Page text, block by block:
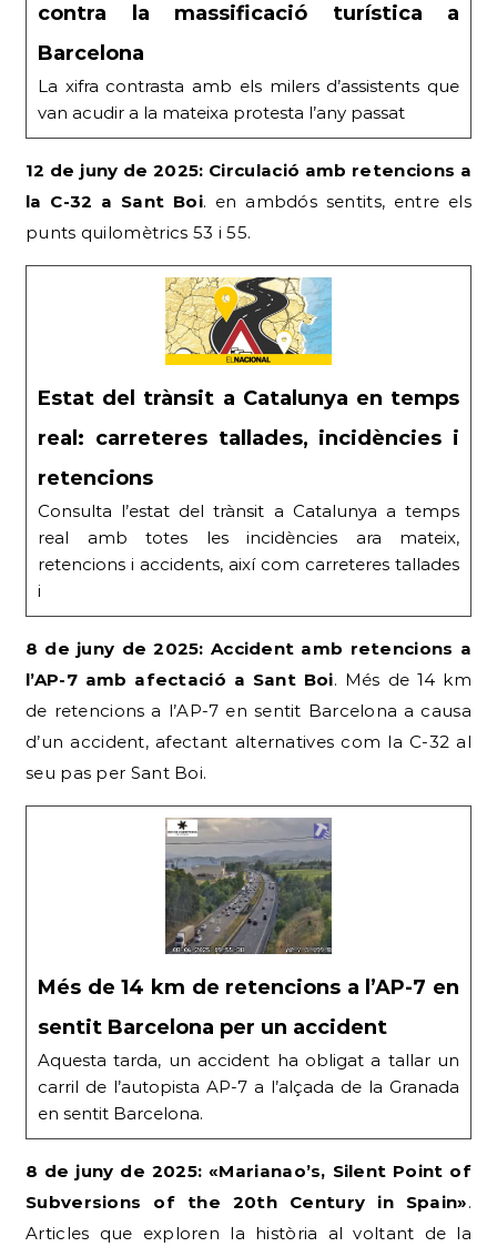
contra la massificació turística a
Barcelona
La xifra contrasta amb els milers d’assistents que
van acudir a la mateixa protesta l’any passat
12 de juny de 2025: Circulació amb retencions a
la C-32 a Sant Boi. en ambdós sentits, entre els
punts quilomètrics 53 i 55.
Estat del trànsit a Catalunya en temps
real: carreteres tallades, incidències i
retencions
Consulta l’estat del trànsit a Catalunya a temps
real amb totes les incidències ara mateix,
retencions i accidents, així com carreteres tallades
i
8 de juny de 2025: Accident amb retencions a
l’AP-7 amb afectació a Sant Boi. Més de 14 km
de retencions a l’AP-7 en sentit Barcelona a causa
d’un accident, afectant alternatives com la C-32 al
seu pas per Sant Boi.
Més de 14 km de retencions a l’AP-7 en
sentit Barcelona per un accident
Aquesta tarda, un accident ha obligat a tallar un
carril de l’autopista AP-7 a l’alçada de la Granada
en sentit Barcelona.
8 de juny de 2025: «Marianao’s, Silent Point of
Subversions of the 20th Century in Spain».
Articles que exploren la història al voltant de la